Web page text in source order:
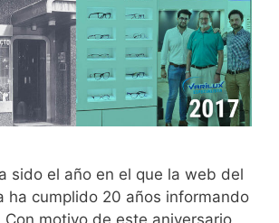
sido el año en el que la web del
ha cumplido 20 años informando
Con motivo de este aniversario